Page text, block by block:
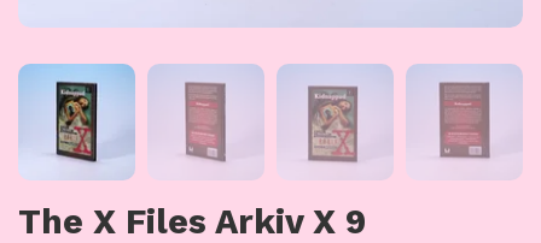
The X Files Arkiv X 9